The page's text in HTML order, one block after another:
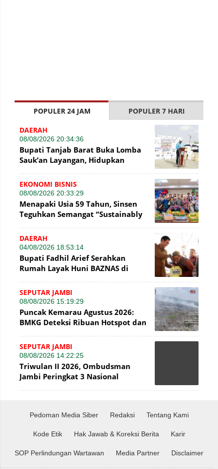
POPULER 24 JAM POPULER 7 HARI
DAERAH
08/08/2026 20:34:36
Bupati Tanjab Barat Buka Lomba
Sauk’an Layangan, Hidupkan
WFC ?
EKONOMI BISNIS
08/08/2026 20:33:29
Menapaki Usia 59 Tahun, Sinsen
Teguhkan Semangat “Sustainably
DAERAH
04/08/2026 18:53:14
Bupati Fadhil Arief Serahkan
Rumah Layak Huni BAZNAS di
SEPUTAR JAMBI
08/08/2026 15:19:29
Puncak Kemarau Agustus 2026:
BMKG Deteksi Ribuan Hotspot dan
SEPUTAR JAMBI
08/08/2026 14:22:25
Triwulan II 2026, Ombudsman
Jambi Peringkat 3 Nasional
Pedoman Media Siber Redaksi Tentang Kami
Kode Etik Hak Jawab & Koreksi Berita Karir
SOP Perlindungan Wartawan Media Partner Disclaimer